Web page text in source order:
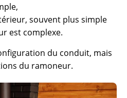
souvent plus simple
est complexe.
du conduit, mais
du ramoneur.